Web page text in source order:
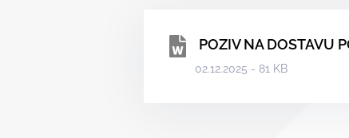
POZIV NA
02.12.2025 - 81 KB